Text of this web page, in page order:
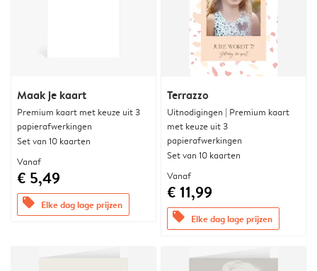
Maak je kaart
Premium kaart met keuze uit 3
papierafwerkingen
Set van 10 kaarten
Vanaf
€ 5,49
offers Elke dag lage prijzen
Terrazzo
Uitnodigingen | Premium kaart
met keuze uit 3
papierafwerkingen
Set van 10 kaarten
Vanaf
€ 11,99
offers Elke dag lage prijzen